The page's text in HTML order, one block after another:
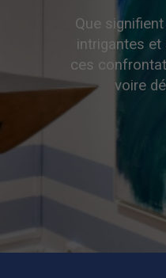
Que
intrigantes et
ces
voire